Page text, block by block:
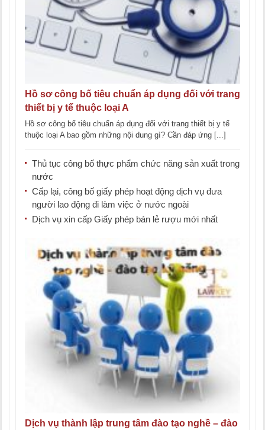
Hồ sơ công bố tiêu chuẩn áp dụng đối với trang
thiết bị y tế thuộc loại A
Hồ sơ công bố tiêu chuẩn áp dụng đối với trang thiết bị y tế
thuộc loại A bao gồm những nội dung gì? Cần đáp ứng [...]
Thủ tục công bố thực phẩm chức năng sản xuất trong
nước
Cấp lại, công bố giấy phép hoạt động dịch vụ đưa
người lao động đi làm việc ở nước ngoài
Dịch vụ xin cấp Giấy phép bán lẻ rượu mới nhất
Dịch vụ thành lập trung tâm đào tạo nghề – đào